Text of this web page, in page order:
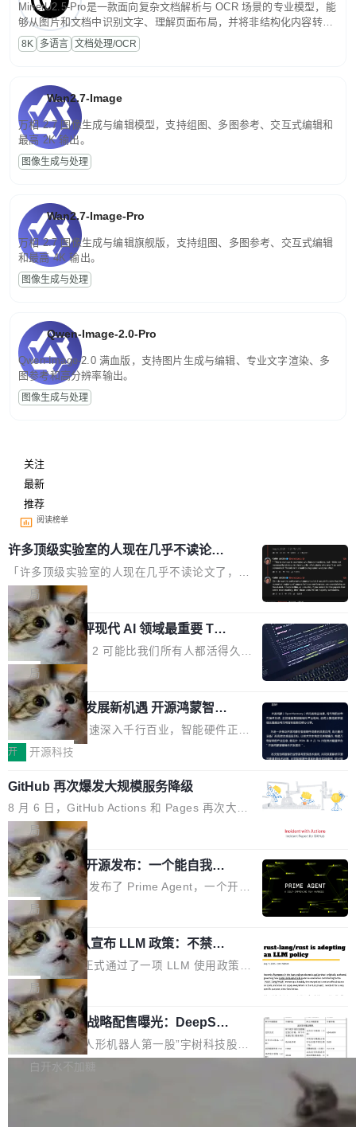
MinerU2.5-Pro是一款面向复杂文档解析与 OCR 场景的专业模型，能
够从图片和文档中识别文字、理解页面布局，并将非结构化内容转换
为便于存储、检索和二次处理的结构化结果。
8K 多语言 文档处理/OCR
Wan2.7-Image
万相 2.7 图像生成与编辑模型，支持组图、多图参考、交互式编辑和
最高 2K 输出。
图像生成与处理
Wan2.7-Image-Pro
万相 2.7 图像生成与编辑旗舰版，支持组图、多图参考、交互式编辑
和最高 4K 输出。
图像生成与处理
Qwen-Image-2.0-Pro
Qwen-Image-2.0 满血版，支持图片生成与编辑、专业文字渲染、多
图参考和高分辨率输出。
图像生成与处理
关注
最新
推荐
阅读榜单
许多顶级实验室的人现在几乎不读论文
了
「许多顶级实验室的人现在几乎不读论文了，而
且他们认为 ICLR/ICML/NeurIPS 充斥着大量过
度宣传和欺诈。」 OpenAI 研究员 Keller Jorda
n 这条推文引发了广泛讨论。他不是在说风凉
话，他是说出了一个圈内人尽皆知但很少公开捅
破的事实。 Jordan 随后补充了一句软化声明：
「我不认为这些会议上大部分论文都在过度宣传
或造假。问题是，作为读者，如果你筛选出那些
看起来最令人兴奋的论文，那它们大部分都是过
度宣传的。」 这才是真正的痛点。不是所有论文
都有问题，是最吸引眼球的那批论文最有问题。
他引用的帖子来自 Mathew Shen，一位 ICLR 2
026 的读者：「看了篇 ...
局
xAI 前工程师评现代 AI 领域最重要 Top
3 开源项目
Flash Attention 2 可能比我们所有人都活得久。
这句话不是来自某个技术博客，而是出自 Hieu
Pham 的一条推文。Hieu Pham 是谁？他是 xAI
的早期工程师之一，在 Grok 训练基础设施团队
工作过。近日他在 X 上发了一条帖子，列出了他
认为现代 AI 领域最重要的三个开源项目。 第一
个名字毫无悬念：Flash Attention 2。 Hieu 的
理由很具体。FA 系列不需要解释，但 FA2 是他
认为最重要的一个——复杂度恰到好处，刚好能
驱动你去学 CuTe，但还没被那些"邪恶的" Hopp
er++ 优化所淹没，足够容易修改和适配。 更关
键的是 FA2 的持久性...
局
共商智能硬件发展新机遇 开源鸿蒙智能
硬件开发者日杭州站即将举行
随着万物智联加速深入千行百业，智能硬件正从
单点设备迈向智能化、网联化、协同化发展。作
鸿蒙通过统一技术底座和分布式能力，为不同类
型智能设备的开发、连接与互联提供关键支撑，
也为产业链企业探索产品创新与商业增长打开新
的空间。 8月14日，开源鸿蒙智能硬件开发者日
（OHDD：OpenHarmony Hardware Develope
r Day）将在杭州启航。活动面向智能硬件产业
链企业和开发者，邀请行业专家与资深技术顾
问，围绕开源鸿蒙技术能力、设备适配、芯片适
配、功耗与稳定性调优、兼容性测评及统一互联
等内容展开系统讲解和实战交流，帮助企业进一
步了解开源鸿蒙在智能...
开 开源科技
GitHub 再次爆发大规模服务降级
8 月 6 日，GitHub Actions 和 Pages 再次大规
模服务降级，Actions 完全不可用超过 5 小时，
webhook 停发，连自托管 runner 也因调度层故
障无法工作。Pages、Copilot code review、C
opilot coding agent 全部受影响。从检测到完全
恢复，大约 12 小时。 这是 2026 年 8 月的第六
起事故，其中四起与 AI/Copilot 服务相关。 Git
Hub 员工 kdaigle 在 HN 讨论中贴出了一组数
据：2025 年全年 10 亿次 commit。现在，每周
2.75 亿次，全年预计 140 亿次。GitHub...
局
Prime Agent 开源发布：一个能自我改
进的编程 Agent，ARC-AGI 3 超越人类
专家基线
Prime Intellect 发布了 Prime Agent，一个开源
的编程 Agent Harness，核心设计围绕两个抽
象：Recursive Language Model（RLM）和 C
ontinual Harness。在 ARC-AGI 3 基准测试
上，Prime Agent + Opus 5 的组合达到了 95.
5% RHAE Best@1，超过了 ARC 报告的人类专
家基线 95.4%。 不是又一个 coding agent 包装
器 Prime Agent 的架构和市面上大多数 coding
agent 有本质区别。大多数 agent harness 的设
计是基于早期模型的能力—...
局
Rust 项目团队宣布 LLM 政策：不禁
止，但你要承认哪些代码不是你写的
Rust 语言项目正式通过了一项 LLM 使用政策，
覆盖 rust-lang/rust 单一仓库的代码贡献。这不
是项目级别的官方立场，目前由五个团队采纳，
但它可能是主流开源项目中关于 AI 辅助贡献最
细致的一份规则。 政策的核心只有一句话：LLM
可以用来分析、提炼、审阅、建议，但不能用来
局
宇树科技 IPO 战略配售曝光：DeepSe
ek 获配 93.3 万股，锁定 36 个月
8月6日晚间，“人形机器人第一股”宇树科技股份
有限公司披露IPO发行价格及战略配售结果，杭
白开水不加糖